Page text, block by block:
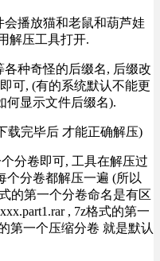
会播放猫和老鼠和葫芦娃
解压工具打开.
种奇怪的后缀名, 后缀改
可, (有的系统默认不能更
何显示文件后缀名).
载完毕后 才能正确解压)
分卷即可, 工具在解压过
个分卷都解压一遍 (所以
的第一个分卷命名是有区
, 7z格式的第一
第一个压缩分卷 就是默认